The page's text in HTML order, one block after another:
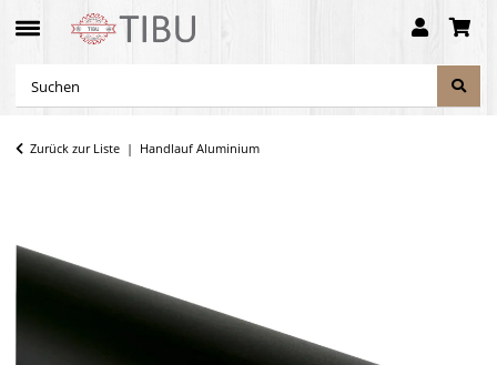
Zurück zur Liste Handlauf Aluminium